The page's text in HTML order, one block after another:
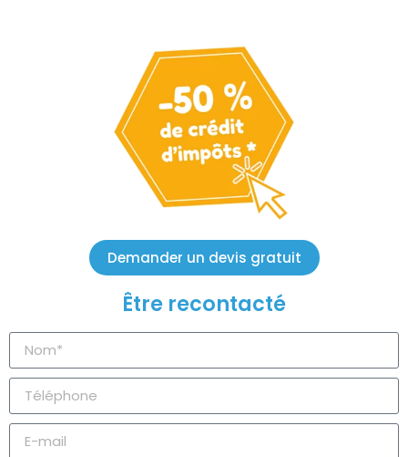
Demander un devis gratuit
Être recontacté